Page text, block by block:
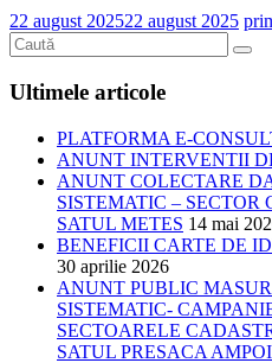
22 august 202522 august 2025
Ultimele articole
PLATFORMA E-
ANUNT INTERVENTII
ANUNT COLECTARE
SISTEMATIC –
SATUL METES 14 mai
BENEFICII CARTE DE
30 aprilie 2026
ANUNT PUBLIC
SISTEMATIC-
SECTOARELE
SATUL PRESACA